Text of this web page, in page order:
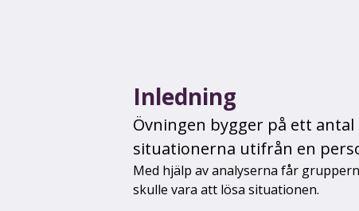
Inledning
Övningen bygger på ett
situationerna utifrån en
Med hjälp av analyserna får
skulle vara att lösa situationen.